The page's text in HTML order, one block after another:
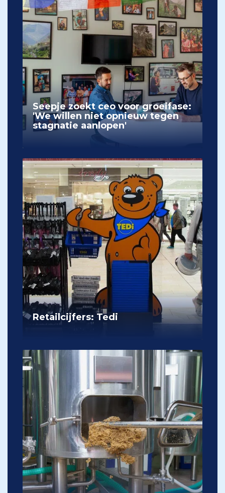
Seepje zoekt ceo voor groeifase:
'We willen niet opnieuw tegen
stagnatie aanlopen'
Retailcijfers: Tedi